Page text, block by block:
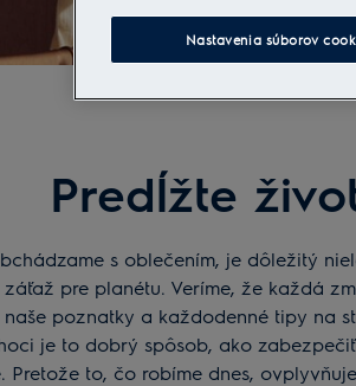
Predĺžte
s oblečením, je dôležitý
záťaž pre planétu. Veríme, že každá
poznatky a každodenné tipy na
je to dobrý spôsob, ako
Pretože to, čo robíme dnes,
Nastavenia súborov